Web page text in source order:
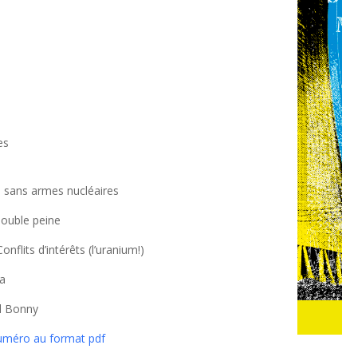
armes nucléaires
peine
d’intérêts (l’uranium!)
Bonny
au format pdf